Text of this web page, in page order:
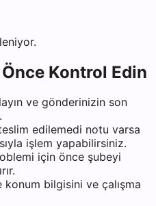
Kontrol Edin
ve gönderinizin son
edilemedi notu varsa
işlem yapabilirsiniz.
için önce şubeyi
bilgisini ve çalışma